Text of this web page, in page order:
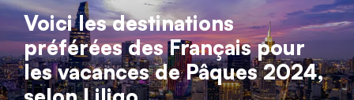
Voici les destinations
préférées des Français pour
les vacances de Pâques 2024,